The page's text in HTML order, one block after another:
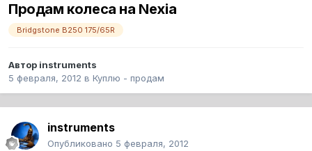
Продам колеса на Nexia
Bridgstone B250 175/65R
Автор instruments
5 февраля, 2012 в Куплю - продам
instruments
Опубликовано 5 февраля, 2012